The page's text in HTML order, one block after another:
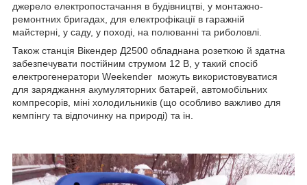
джерело електропостачання в будівництві, у монтажно-
ремонтних бригадах, для електрофікації в гаражній
майстерні, у саду, у поході, на полюванні та риболовлі.
Також станція Вікендер Д2500 обладнана розеткою й здатна
забезпечувати постійним струмом 12 В, у такий спосіб
електрогенератори Weekender можуть використовуватися
для заряджання акумуляторних батарей, автомобільних
компресорів, міні холодильників (що особливо важливо для
кемпінгу та відпочинку на природі) та ін.